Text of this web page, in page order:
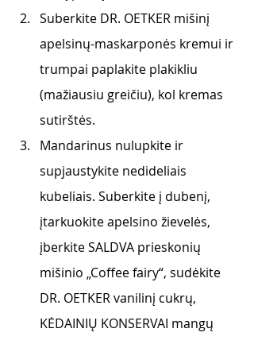
Suberkite DR. OETKER mišinį
apelsinų-maskarponės kremui ir
trumpai paplakite plakikliu
(mažiausiu greičiu), kol kremas
sutirštės.
Mandarinus nulupkite ir
supjaustykite nedideliais
kubeliais. Suberkite į dubenį,
įtarkuokite apelsino žievelės,
įberkite SALDVA prieskonių
mišinio „Coffee fairy“, sudėkite
DR. OETKER vanilinį cukrų,
KĖDAINIŲ KONSERVAI mangų